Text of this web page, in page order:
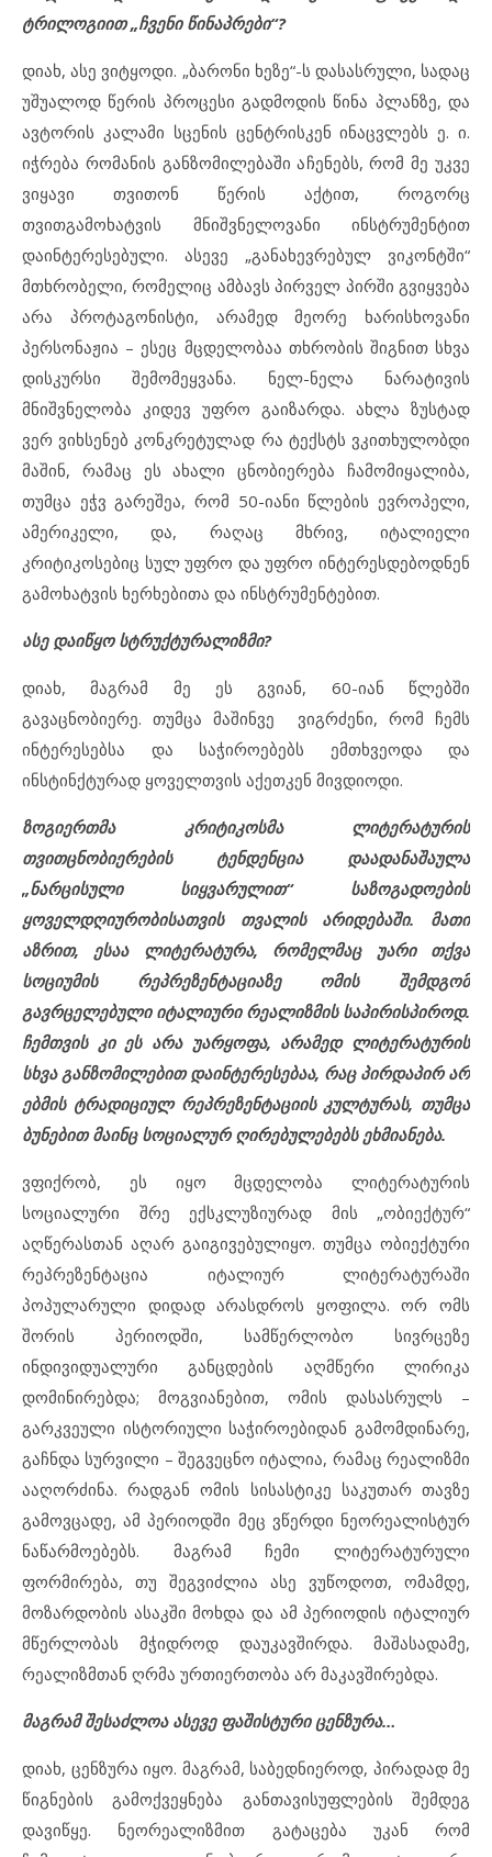
ტრილოგიით „ჩვენი წინაპრები“?
დიახ, ასე ვიტყოდი. „ბარონი ხეზე“-ს დასასრული, სადაც
უშუალოდ წერის პროცესი გადმოდის წინა პლანზე, და
ავტორის კალამი სცენის ცენტრისკენ ინაცვლებს ე. ი.
იჭრება რომანის განზომილებაში აჩენებს, რომ მე უკვე
ვიყავი თვითონ წერის აქტით, როგორც
თვითგამოხატვის მნიშვნელოვანი ინსტრუმენტით
დაინტერესებული. ასევე „განახევრებულ ვიკონტში“
მთხრობელი, რომელიც ამბავს პირველ პირში გვიყვება
არა პროტაგონისტი, არამედ მეორე ხარისხოვანი
პერსონაჟია – ესეც მცდელობაა თხრობის შიგნით სხვა
დისკურსი შემომეყვანა. ნელ-ნელა ნარატივის
მნიშვნელობა კიდევ უფრო გაიზარდა. ახლა ზუსტად
ვერ ვიხსენებ კონკრეტულად რა ტექსტს ვკითხულობდი
მაშინ, რამაც ეს ახალი ცნობიერება ჩამომიყალიბა,
თუმცა ეჭვ გარეშეა, რომ 50-იანი წლების ევროპელი,
ამერიკელი, და, რაღაც მხრივ, იტალიელი
კრიტიკოსებიც სულ უფრო და უფრო ინტერესდებოდნენ
გამოხატვის ხერხებითა და ინსტრუმენტებით.
ასე დაიწყო სტრუქტურალიზმი?
დიახ, მაგრამ მე ეს გვიან, 60-იან წლებში
გავაცნობიერე. თუმცა მაშინვე ვიგრძენი, რომ ჩემს
ინტერესებსა და საჭიროებებს ემთხვეოდა და
ინსტინქტურად ყოველთვის აქეთკენ მივდიოდი.
ზოგიერთმა კრიტიკოსმა ლიტერატურის
თვითცნობიერების ტენდენცია დაადანაშაულა
„ნარცისული სიყვარულით“ საზოგადოების
ყოველდღიურობისათვის თვალის არიდებაში. მათი
აზრით, ესაა ლიტერატურა, რომელმაც უარი თქვა
სოციუმის რეპრეზენტაციაზე ომის შემდგომ
გავრცელებული იტალიური რეალიზმის საპირისპიროდ.
ჩემთვის კი ეს არა უარყოფა, არამედ ლიტერატურის
სხვა განზომილებით დაინტერესებაა, რაც პირდაპირ არ
ებმის ტრადიციულ რეპრეზენტაციის კულტურას, თუმცა
ბუნებით მაინც სოციალურ ღირებულებებს ეხმიანება.
ვფიქრობ, ეს იყო მცდელობა ლიტერატურის
სოციალური შრე ექსკლუზიურად მის „ობიექტურ“
აღწერასთან აღარ გაიგივებულიყო. თუმცა ობიექტური
რეპრეზენტაცია იტალიურ ლიტერატურაში
პოპულარული დიდად არასდროს ყოფილა. ორ ომს
შორის პერიოდში, სამწერლობო სივრცეზე
ინდივიდუალური განცდების აღმწერი ლირიკა
დომინირებდა; მოგვიანებით, ომის დასასრულს –
გარკვეული ისტორიული საჭიროებიდან გამომდინარე,
გაჩნდა სურვილი – შეგვეცნო იტალია, რამაც რეალიზმი
ააღორძინა. რადგან ომის სისასტიკე საკუთარ თავზე
გამოვცადე, ამ პერიოდში მეც ვწერდი ნეორეალისტურ
ნაწარმოებებს. მაგრამ ჩემი ლიტერატურული
ფორმირება, თუ შეგვიძლია ასე ვუწოდოთ, ომამდე,
მოზარდობის ასაკში მოხდა და ამ პერიოდის იტალიურ
მწერლობას მჭიდროდ დაუკავშირდა. მაშასადამე,
რეალიზმთან ღრმა ურთიერთობა არ მაკავშირებდა.
მაგრამ შესაძლოა ასევე ფაშისტური ცენზურა…
დიახ, ცენზურა იყო. მაგრამ, საბედნიეროდ, პირადად მე
წიგნების გამოქვეყნება განთავისუფლების შემდეგ
დავიწყე. ნეორეალიზმით გატაცება უკან რომ